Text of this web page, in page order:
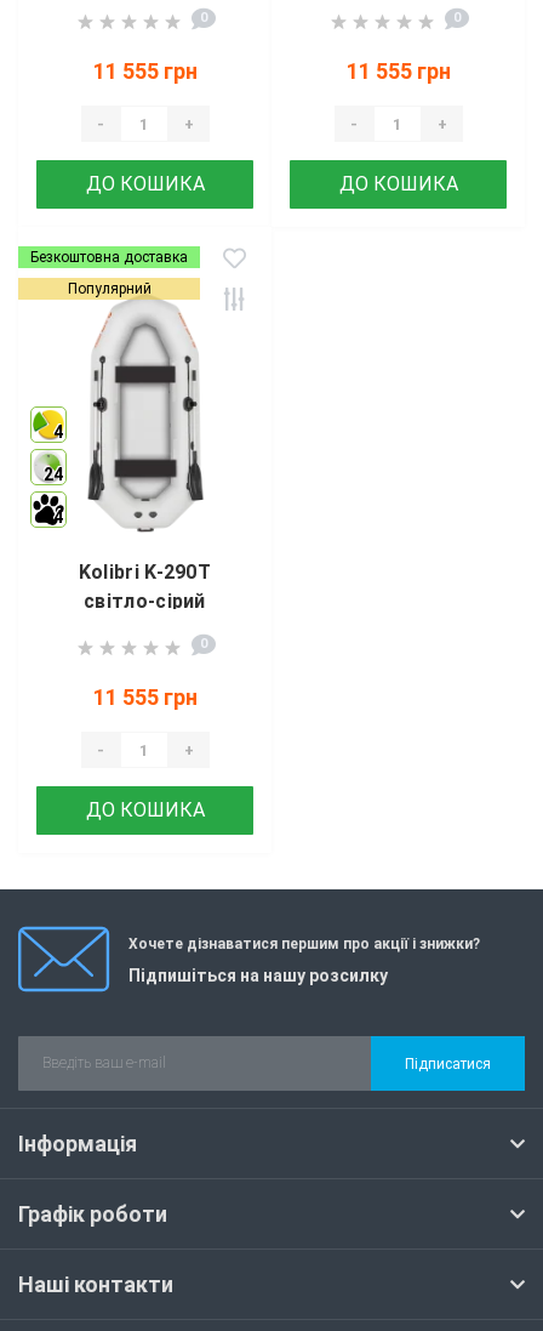
0
11 555 грн
- +
ДО КОШИКА
0
11 555 грн
- +
ДО КОШИКА
Безкоштовна доставка
Популярний
4
24
4
Kolibri K-290T
світло-сірий
0
11 555 грн
- +
ДО КОШИКА
Хочете дізнаватися першим про акції і знижки?
Підпишіться на нашу розсилку
Підписатися
Інформація
Графік роботи
Наші контакти